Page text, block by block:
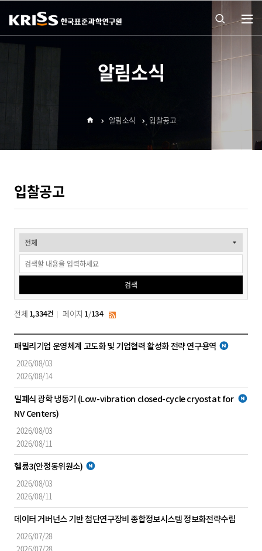
열기
알림소식
입찰공고
알림소식 입찰공고
입
찰
공
고
검
검색
전체 1,334건 페이지 1/134
입
찰
공
고
록
-
공
고
번
호,
제
목,
공
고
일,
입
새
글
패밀리기업 운영체계 고도화 및 기업협력 활성화 전략 연구용역
2026/08/03
2026/08/14
새
글
밀폐식 광학 냉동기 (Low-vibration closed-cycle cryostat for
NV Centers)
2026/08/03
2026/08/11
새
글
헬륨3(안정동위원소)
2026/08/03
2026/08/11
데이터 거버넌스 기반 첨단연구장비 종합정보시스템 정보화전략수립
2026/07/28
2026/07/28